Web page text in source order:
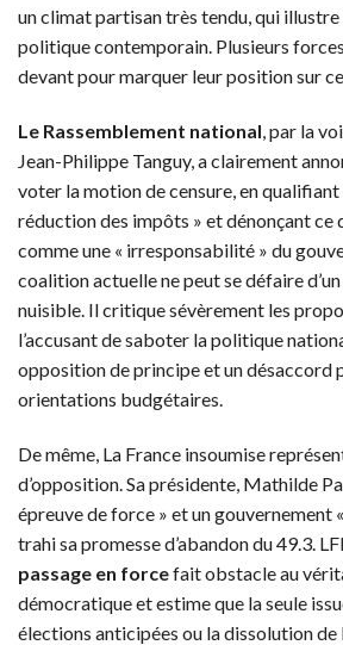
un climat partisan très tendu, qui
politique contemporain. Plusieurs
devant pour marquer leur position sur
Le Rassemblement national, par la
Jean-Philippe Tanguy, a clairement
voter la motion de censure, en qualifiant
réduction des impôts » et dénonçant ce
comme une « irresponsabilité » du
coalition actuelle ne peut se défaire
nuisible. Il critique sévèrement les
l’accusant de saboter la politique
opposition de principe et un désaccord
orientations budgétaires.
De même, La France insoumise
d’opposition. Sa présidente, Mathilde
épreuve de force » et un gouvernement
trahi sa promesse d’abandon du 49.3.
passage en forcefait obstacle au
démocratique et estime que la seule
élections anticipées ou la dissolution de